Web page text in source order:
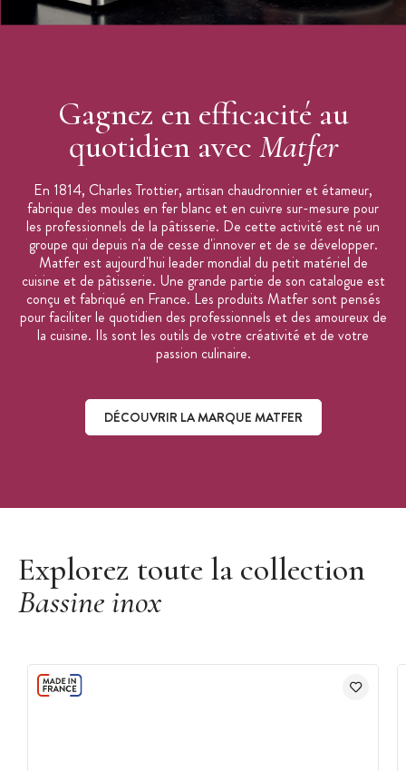
Gagnez en efficacité au
quotidien avec Matfer
En 1814, Charles Trottier, artisan chaudronnier et étameur,
fabrique des moules en fer blanc et en cuivre sur-mesure pour
les professionnels de la pâtisserie. De cette activité est né un
groupe qui depuis n'a de cesse d'innover et de se développer.
Matfer est aujourd'hui leader mondial du petit matériel de
cuisine et de pâtisserie. Une grande partie de son catalogue est
conçu et fabriqué en France. Les produits Matfer sont pensés
pour faciliter le quotidien des professionnels et des amoureux de
la cuisine. Ils sont les outils de votre créativité et de votre
passion culinaire.
DÉCOUVRIR LA MARQUE MATFER
Explorez toute la collection
Bassine inox